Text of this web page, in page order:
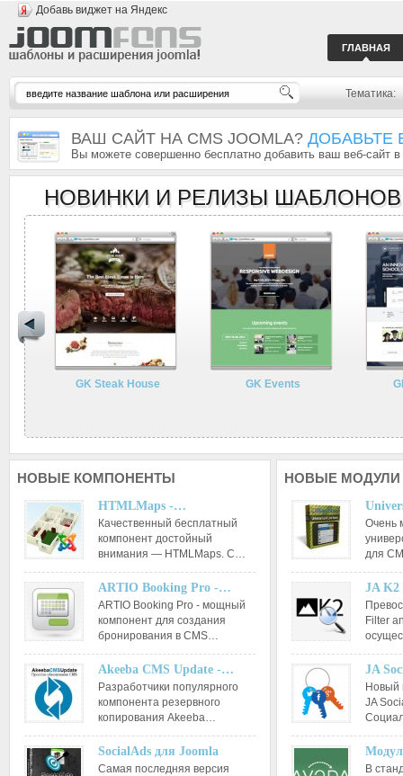
Добавь виджет на Яндекс
ГЛАВНАЯ
Тематика:
ВАШ САЙТ НА CMS JOOMLA? ДОБАВЬТЕ
Вы можете совершенно бесплатно добавить ваш веб-сайт
НОВИНКИ И РЕЛИЗЫ ШАБЛОНОВ
GK Steak House GK Events
НОВЫЕ КОМПОНЕНТЫ
HTMLMaps -…
Качественный бесплатный
компонент достойный
внимания — HTMLMaps. С…
ARTIO Booking Pro -…
ARTIO Booking Pro - мощный
компонент для создания
бронирования в CMS…
Akeeba CMS Update -…
Разработчики популярного
компонента резервного
копирования Akeeba…
SocialAds для Joomla
Самая последняя версия
НОВЫЕМОДУЛИ
Очень
для
JA
Filter
JA
Новый
JA
В